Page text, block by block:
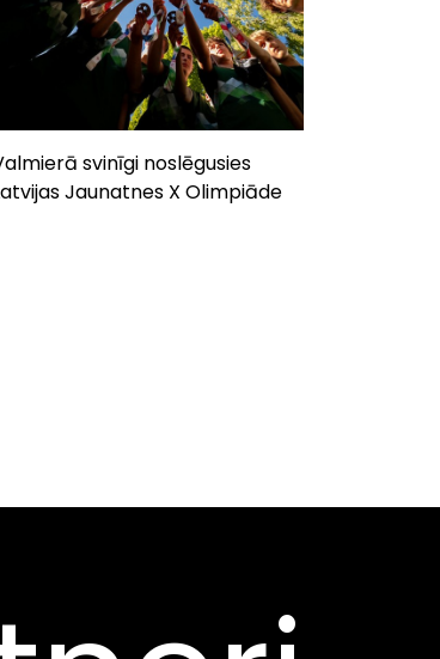
svinīgi noslēgusies
Jaunatnes X Olimpiāde